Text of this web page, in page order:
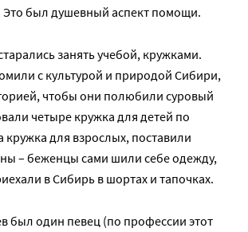
был душевный аспект помощи.
занять учебой, кружками.
с культурой и природой Сибири,
чтобы они полюбили суровый
четыре кружка для детей по
кружка для взрослых, поставили
– беженцы сами шили себе одежду,
в Сибирь в шортах и тапочках.
был один певец (по профессии этот